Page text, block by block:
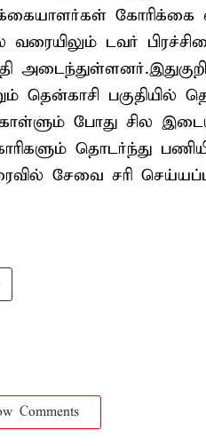
கோரிக்கை
டவர்
தென்காசி பகுதியில்
போது சில
தொடர்ந்து
சேவை சரி
Comments